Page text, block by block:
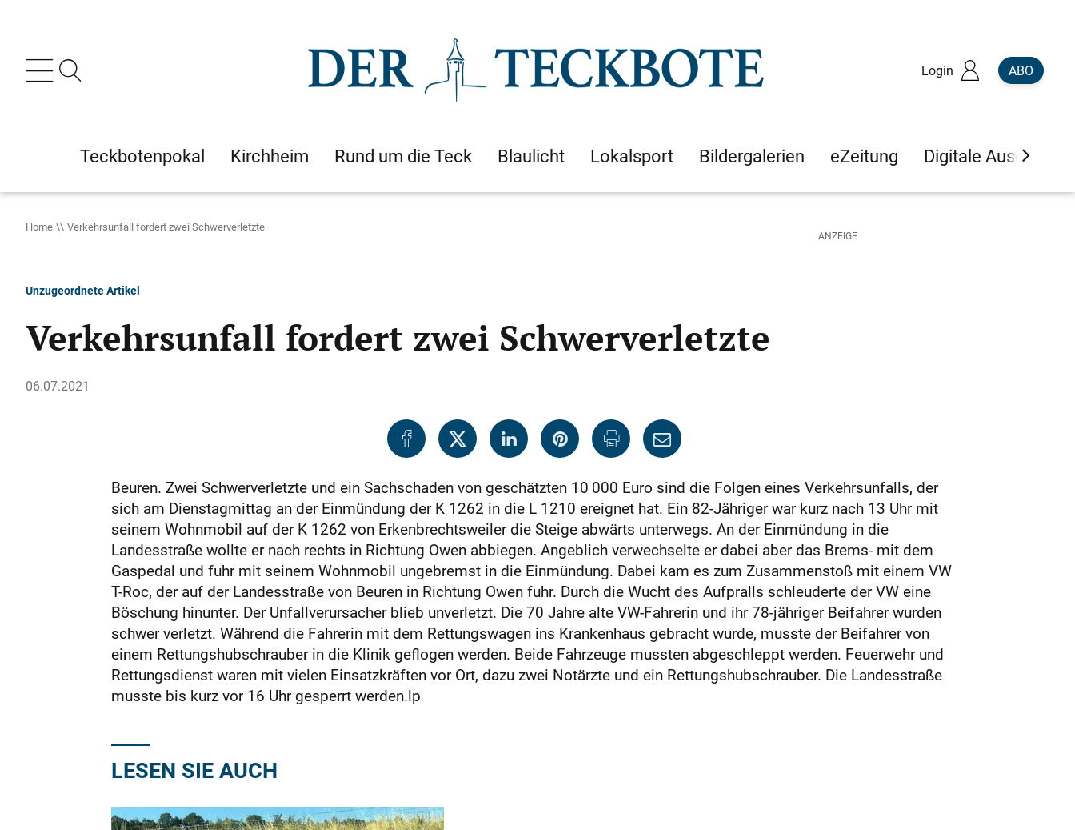
Login ABO
Teckbotenpokal Kirchheim Rund um die Teck Blaulicht Lokalsport Bildergalerien eZeitung Digitale Ausgaben
Home Verkehrsunfall fordert zwei Schwerverletzte
Unzugeordnete Artikel
Verkehrsunfall fordert zwei Schwerverletzte
06.07.2021
Beuren. Zwei Schwerverletzte und ein Sachschaden von geschätzten 10 000 Euro sind die Folgen eines Verkehrsunfalls, der
sich am Dienstagmittag an der Einmündung der K 1262 in die L 1210 ereignet hat. Ein 82-Jähriger war kurz nach 13 Uhr mit
seinem Wohnmobil auf der K 1262 von Erkenbrechtsweiler die Steige abwärts unterwegs. An der Einmündung in die
Landesstraße wollte er nach rechts in Richtung Owen abbiegen. Angeblich verwechselte er dabei aber das Brems- mit dem
Gaspedal und fuhr mit seinem Wohnmobil ungebremst in die Einmündung. Dabei kam es zum Zusammenstoß mit einem VW
T-Roc, der auf der Landesstraße von Beuren in Richtung Owen fuhr. Durch die Wucht des Aufpralls schleuderte der VW eine
Böschung hinunter. Der Unfallverursacher blieb unverletzt. Die 70 Jahre alte VW-Fahrerin und ihr 78-jähriger Beifahrer wurden
schwer verletzt. Während die Fahrerin mit dem Rettungswagen ins Krankenhaus gebracht wurde, musste der Beifahrer von
einem Rettungshubschrauber in die Klinik geflogen werden. Beide Fahrzeuge mussten abgeschleppt werden. Feuerwehr und
Rettungsdienst waren mit vielen Einsatzkräften vor Ort, dazu zwei Notärzte und ein Rettungshubschrauber. Die Landesstraße
musste bis kurz vor 16 Uhr gesperrt werden.lp
LESEN SIE AUCH